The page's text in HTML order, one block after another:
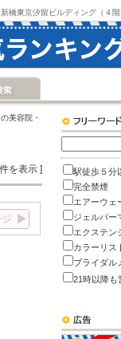
橋東京汐留ビルディング（４
美容院・
を表示 ] 駅徒歩５分
完全禁煙
エアーウェ
ジェルパー
エクステン
カラーリス
ブライダル
21時以降も